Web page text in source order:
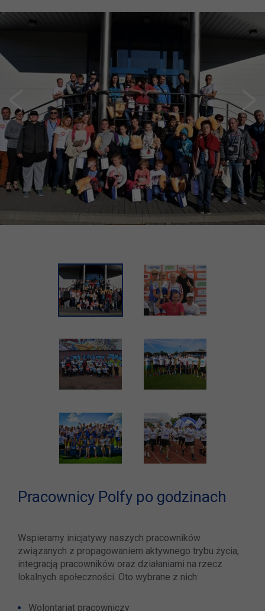
Pracownicy Polfy po godzinach
Wspieramy inicjatywy naszych pracowników
związanych z propagowaniem aktywnego trybu życia,
integracją pracowników oraz działaniami na rzecz
lokalnych społeczności. Oto wybrane z nich:
Wolontariat pracowniczy